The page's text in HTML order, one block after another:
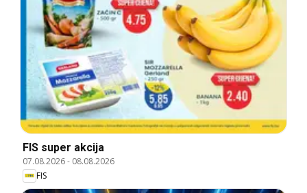
FIS super akcija
07.08.2026- 08.08.2026
FIS